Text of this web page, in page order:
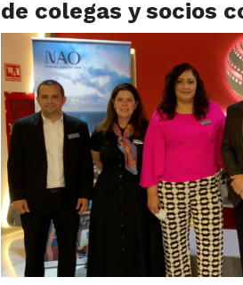
de colegas y socios